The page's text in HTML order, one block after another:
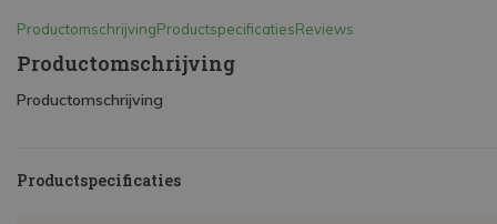
ProductomschrijvingProductspecificatiesReviews
Productomschrijving
Productomschrijving
Productspecificaties